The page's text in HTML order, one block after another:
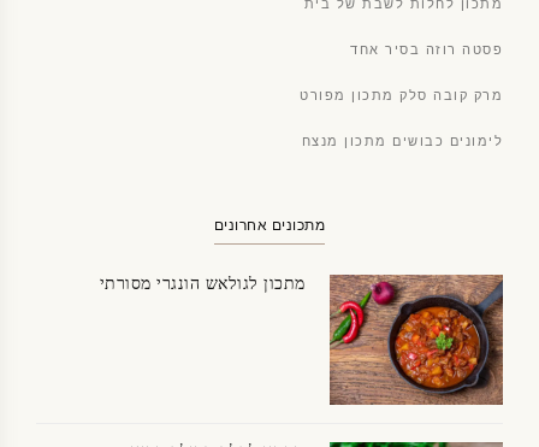
מתכון לחלות לשבת של בית
פסטה רוזה בסיר אחד
מרק קובה סלק מתכון מפורט
לימונים כבושים מתכון מנצח
מתכונים אחרונים
מתכון לגולאש הונגרי מסורתי